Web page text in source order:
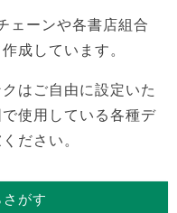
ェーンや各書店組合
成しています。
はご自由に設定いた
使用している各種デ
ださい。
がす